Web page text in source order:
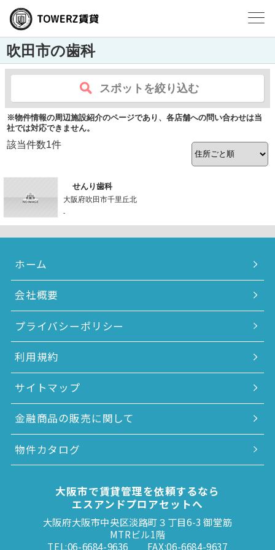
吹田市の歯科
スポットを絞り込む
※物件情報の周辺施設紹介のページであり、各店舗への問い合わせは当
社では対応できません。
該当件数1件
せんり歯科
大阪府吹田市千里丘北
-
ホーム
会社概要
プライバシーポリシー
利用規約
サイトマップ
金融商品の販売に関して
物件カタログ
大阪市で賃貸管理を依頼するなら
エスアンドプロアセットへ
大阪府大阪市中央区淡路町３丁目6-3 御堂筋
MTRビル1階
TEL:06-6684-9636
FAX:06-6684-9637